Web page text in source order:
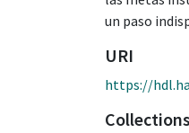
un paso
URI
https://
Collections